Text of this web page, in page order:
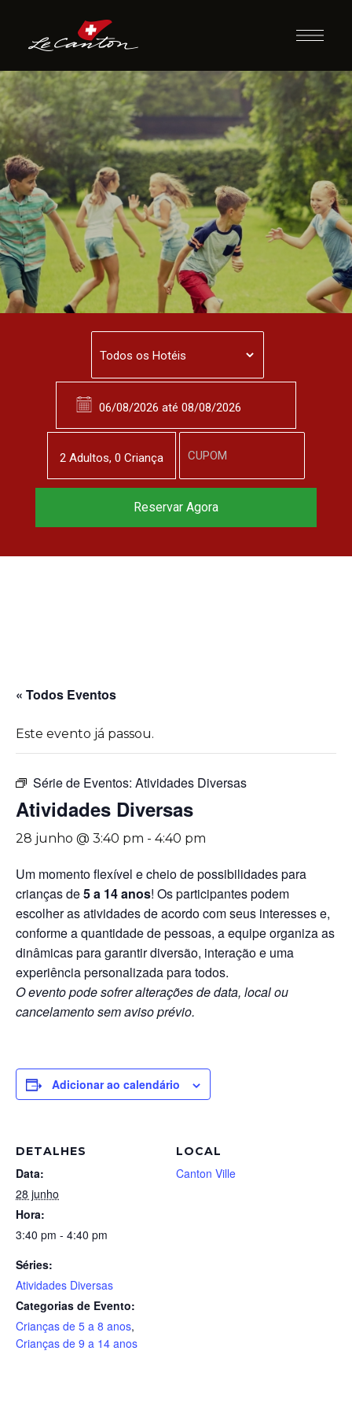
Atividades
Diversas
« Todos Eventos
Este evento já passou.
Série de Eventos: Atividades Diversas
Atividades Diversas
28 junho @ 3:40 pm - 4:40 pm
Um momento flexível e cheio de possibilidades para
crianças de5 a 14 anos! Os participantes podem
escolher as atividades de acordo com seus interesses e,
conforme a quantidade de pessoas, a equipe organiza as
dinâmicas para garantir diversão, interação e uma
experiência personalizada para todos.
O evento pode sofrer alterações de data, local ou
cancelamento sem aviso prévio.
Adicionar ao calendário
DETALHES
Data:
28 junho
Hora:
3:40 pm - 4:40 pm
Séries:
Atividades Diversas
Categorias de Evento:
Crianças de 5 a 8 anos,
Crianças de 9 a 14 anos
LOCAL
Canton Ville
2 Adultos, 0 Criança
Reservar Agora